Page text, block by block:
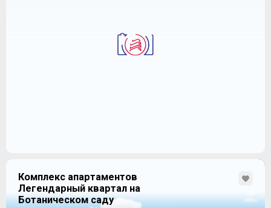
Комплекс апартаментов
Легендарный квартал на
Ботаническом саду